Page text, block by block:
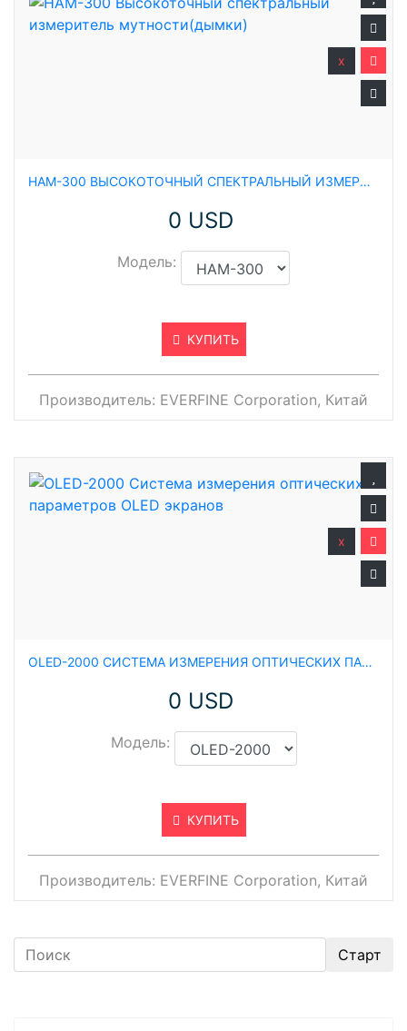
HAM-300 ВЫСОКОТОЧНЫЙ СПЕКТРАЛЬНЫЙ ИЗМЕРИТЕЛЬ МУТНОСТИ(ДЫМКИ)
0 USD
Модель:
КУПИТЬ
x
Производитель: EVERFINE Corporation, Китай
OLED-2000 СИСТЕМА ИЗМЕРЕНИЯ ОПТИЧЕСКИХ ПАРАМЕТРОВ OLED ЭКРАНОВ
0 USD
Модель:
КУПИТЬ
x
Производитель: EVERFINE Corporation, Китай